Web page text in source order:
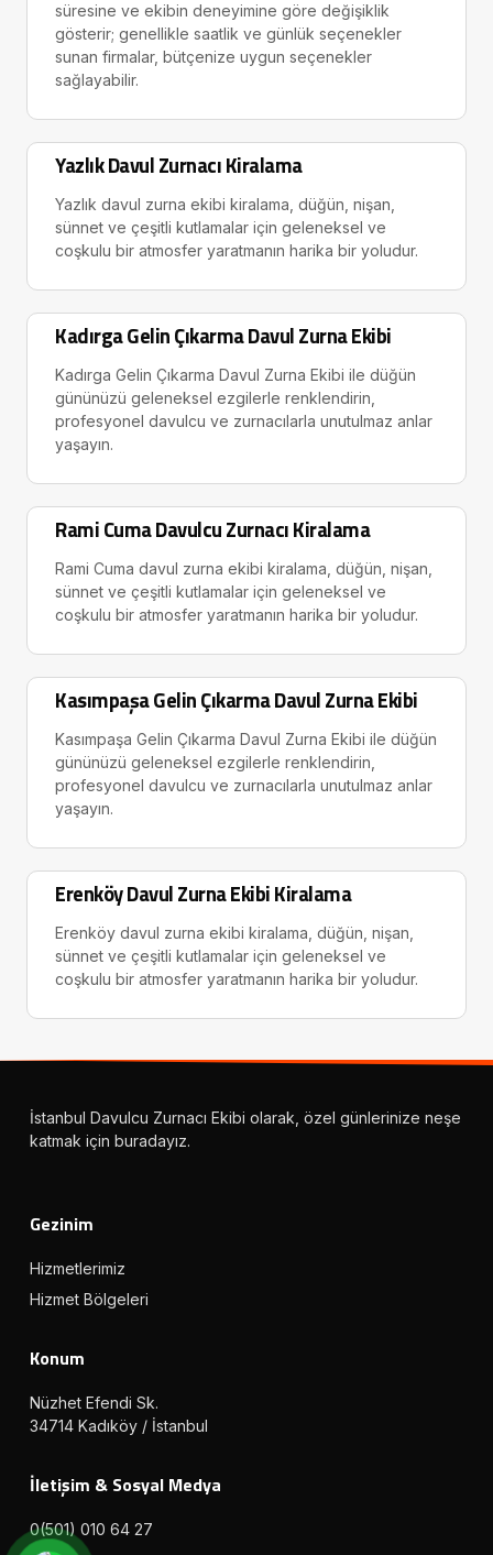
süresine ve ekibin deneyimine göre değişiklik
gösterir; genellikle saatlik ve günlük seçenekler
sunan firmalar, bütçenize uygun seçenekler
sağlayabilir.
Yazlık Davul Zurnacı Kiralama
Yazlık davul zurna ekibi kiralama, düğün, nişan,
sünnet ve çeşitli kutlamalar için geleneksel ve
coşkulu bir atmosfer yaratmanın harika bir yoludur.
Kadırga Gelin Çıkarma Davul Zurna Ekibi
Kadırga Gelin Çıkarma Davul Zurna Ekibi ile düğün
gününüzü geleneksel ezgilerle renklendirin,
profesyonel davulcu ve zurnacılarla unutulmaz anlar
yaşayın.
Rami Cuma Davulcu Zurnacı Kiralama
Rami Cuma davul zurna ekibi kiralama, düğün, nişan,
sünnet ve çeşitli kutlamalar için geleneksel ve
coşkulu bir atmosfer yaratmanın harika bir yoludur.
Kasımpaşa Gelin Çıkarma Davul Zurna Ekibi
Kasımpaşa Gelin Çıkarma Davul Zurna Ekibi ile düğün
gününüzü geleneksel ezgilerle renklendirin,
profesyonel davulcu ve zurnacılarla unutulmaz anlar
yaşayın.
Erenköy Davul Zurna Ekibi Kiralama
Erenköy davul zurna ekibi kiralama, düğün, nişan,
sünnet ve çeşitli kutlamalar için geleneksel ve
coşkulu bir atmosfer yaratmanın harika bir yoludur.
İstanbul Davulcu Zurnacı Ekibi olarak, özel günlerinize neşe
katmak için buradayız.
Gezinim
Hizmetlerimiz
Hizmet Bölgeleri
Konum
Nüzhet Efendi Sk.
34714 Kadıköy / İstanbul
İletişim & Sosyal Medya
0(501) 010 64 27